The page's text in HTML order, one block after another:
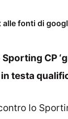
fonti di
CP
testa
lo